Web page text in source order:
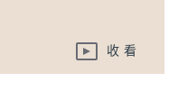
收看